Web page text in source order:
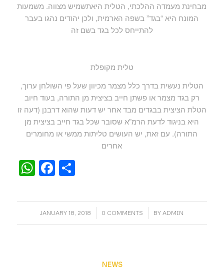
מבחינת מעמדה ההלכתי, הטלית היאתשמיש מצווה. משמעות
המונח היא “בגד” בשפה הארמית, ולכן יהודים נהגו בעבר
להתייחס לכל בגד בשם זה
טלית מקופלת
הטלית נעשית בדרך כלל מצמר מכיוון שעל פי השולחן ערוך,
רק בגד מצמר או פשתן חייב בציצית מן התורה, בעוד חיוב
הטלת הציצית בבגדים מבד אחר יש דעות שהוא דרבנן (דעה זו
היא בניגוד לדעת הרמ”א שסובר שכל בגד חייב בציצית מן
התורה). עם זאת, יש העושים טליתות ממשי או מחומרים
אחרים
WhatsApp
Facebook
Share
JANUARY 18, 2018
/ 0 COMMENTS
/ BY ADMIN
NEWS